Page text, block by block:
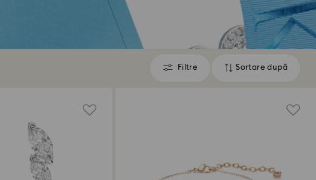
Filtre
Filtre Sortare după
Sortare